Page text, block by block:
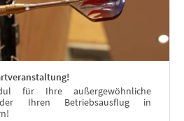
für Ihre außergewöhnliche
Ihren Betriebsausflug in